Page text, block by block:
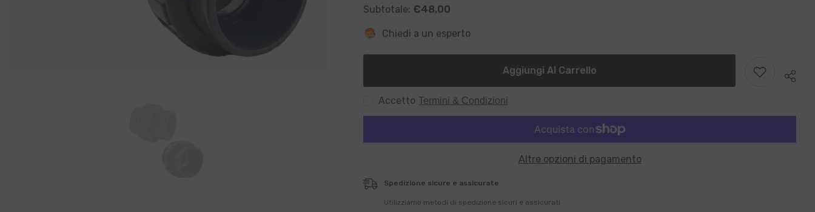
per
Bocchettone
di
collegamento
Pools
per
Bocchettone
di
collegamento
Pools
Subtotale: €48,00
Chiedi a un esperto
Aggiungi Al Carrello
Accetto Termini & Condizioni
Altre opzioni di pagamento
Spedizione sicure e assicurate
Utilizziamo metodi di spedizione sicuri e assicurati